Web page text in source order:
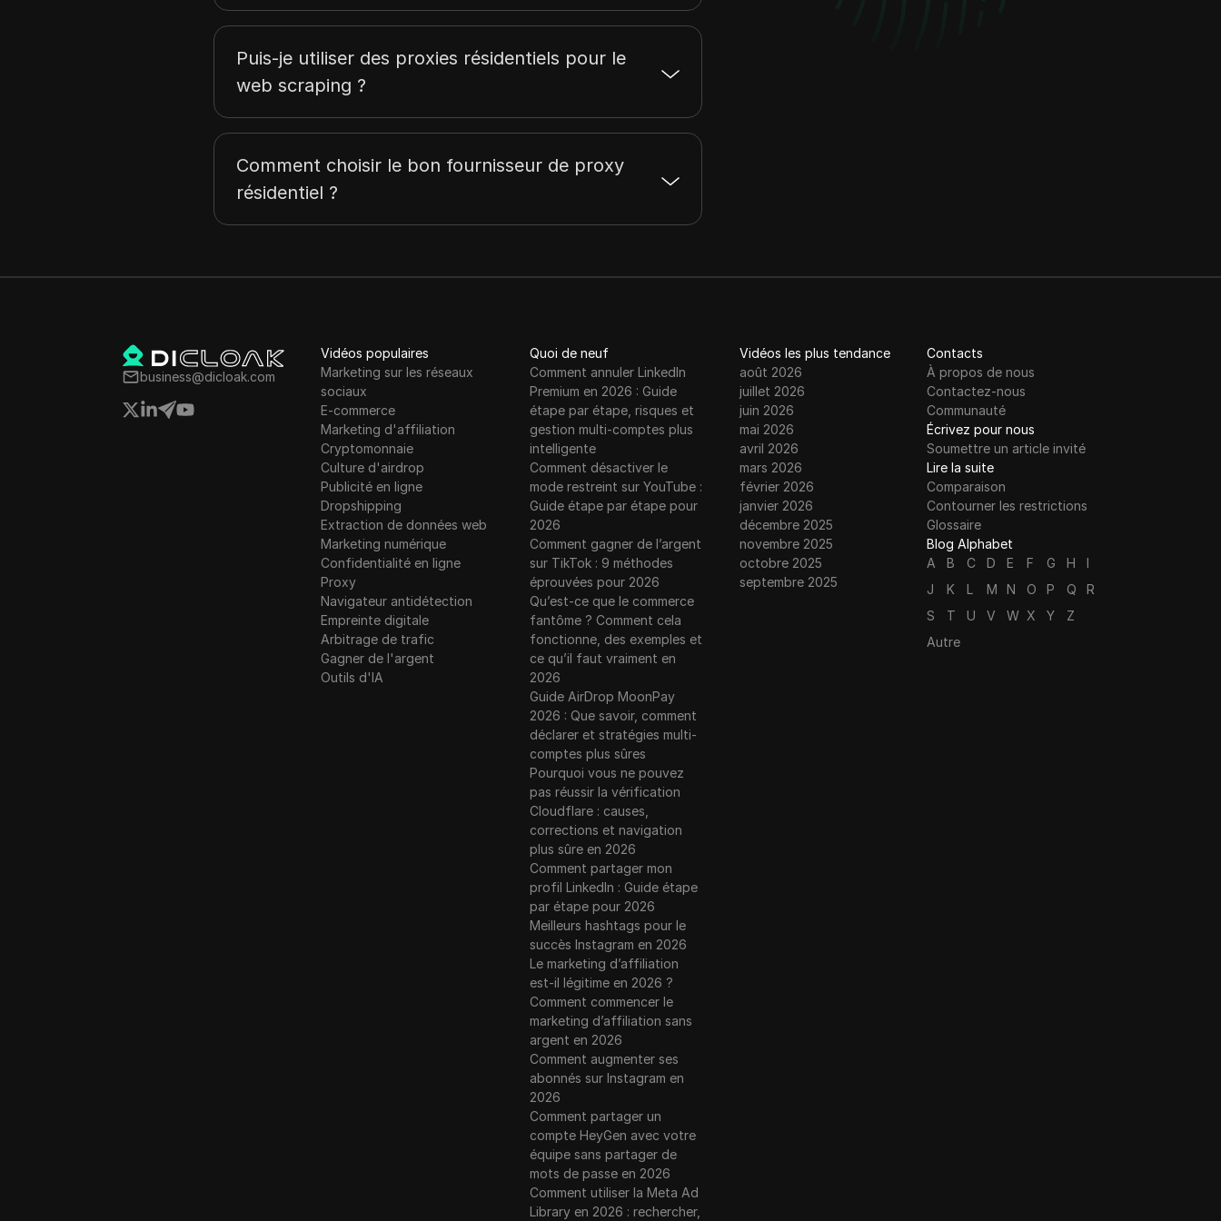
Vietnam
Allemagne
France
Lettonie
Luxembourg
Puis-je utiliser des proxies résidentiels pour le
web scraping ?
Comment choisir le bon fournisseur de proxy
résidentiel ?
business@dicloak.com
Vidéos populaires
Marketing sur les réseaux
sociaux
E-commerce
Marketing d'affiliation
Cryptomonnaie
Culture d'airdrop
Publicité en ligne
Dropshipping
Extraction de données web
Marketing numérique
Confidentialité en ligne
Proxy
Navigateur antidétection
Empreinte digitale
Arbitrage de trafic
Gagner de l'argent
Outils d'IA
Quoi de neuf
Comment annuler LinkedIn
Premium en 2026 : Guide
étape par étape, risques et
gestion multi-comptes plus
intelligente
Comment désactiver le
mode restreint sur YouTube :
Guide étape par étape pour
2026
Comment gagner de l’argent
sur TikTok : 9 méthodes
éprouvées pour 2026
Qu’est-ce que le commerce
fantôme ? Comment cela
fonctionne, des exemples et
ce qu’il faut vraiment en
2026
Guide AirDrop MoonPay
2026 : Que savoir, comment
déclarer et stratégies multi-
comptes plus sûres
Pourquoi vous ne pouvez
pas réussir la vérification
Cloudflare : causes,
corrections et navigation
plus sûre en 2026
Comment partager mon
profil LinkedIn : Guide étape
par étape pour 2026
Meilleurs hashtags pour le
succès Instagram en 2026
Le marketing d’affiliation
est-il légitime en 2026 ?
Comment commencer le
marketing d’affiliation sans
argent en 2026
Comment augmenter ses
abonnés sur Instagram en
2026
Comment partager un
compte HeyGen avec votre
équipe sans partager de
mots de passe en 2026
Comment utiliser la Meta Ad
Library en 2026 : rechercher,
Vidéos les plus tendance
août 2026
juillet 2026
juin 2026
mai 2026
avril 2026
mars 2026
février 2026
janvier 2026
décembre 2025
novembre 2025
octobre 2025
septembre 2025
Contacts
À propos de nous
Contactez-nous
Communauté
Écrivez pour nous
Soumettre un article invité
Lire la suite
Comparaison
Contourner les restrictions
Glossaire
Blog Alphabet
A
B C D E F G H
I
J
K L M N O P Q
R
S
T U V W X Y
Z
Autre